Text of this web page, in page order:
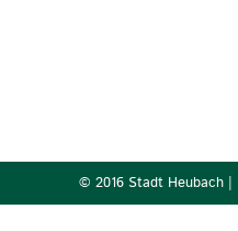
© 2016 Stadt Heubach |